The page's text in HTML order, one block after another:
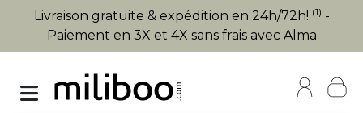
Livraison gratuite & expédition en 24h/72h! (1) -
Paiement en 3X et 4X sans frais avec Alma